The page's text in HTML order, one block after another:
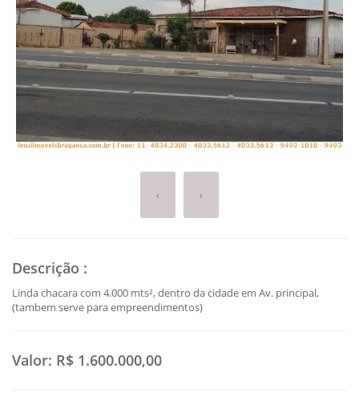
‹ ›
Descrição :
Linda chacara com 4.000 mts², dentro da cidade em Av. principal,
(tambem serve para empreendimentos)
Valor: R$ 1.600.000,00